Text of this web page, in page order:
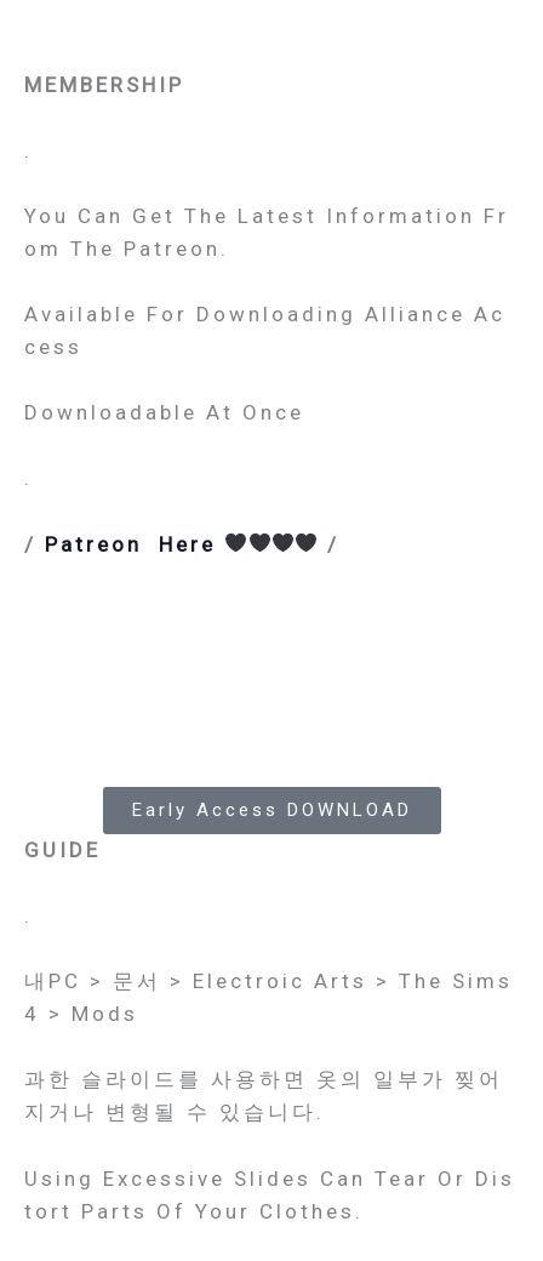
MEMBERSHIP
You Can Get The Latest Information Fr
Om The Patreon.
Available For Downloading Alliance Ac
Cess
Downloadable At Once
.
/ Patreon Here /
Early Access DOWNLOAD
GUIDE
.
내PC > 문서 > Electroic Arts > The Sims
4 > Mods
과한 슬라이드를 사용하면 옷의 일부가 찢어
지거나 변형될 수 있습니다.
Using Excessive Slides Can Tear Or Dis
Tort Parts Of Your Clothes.